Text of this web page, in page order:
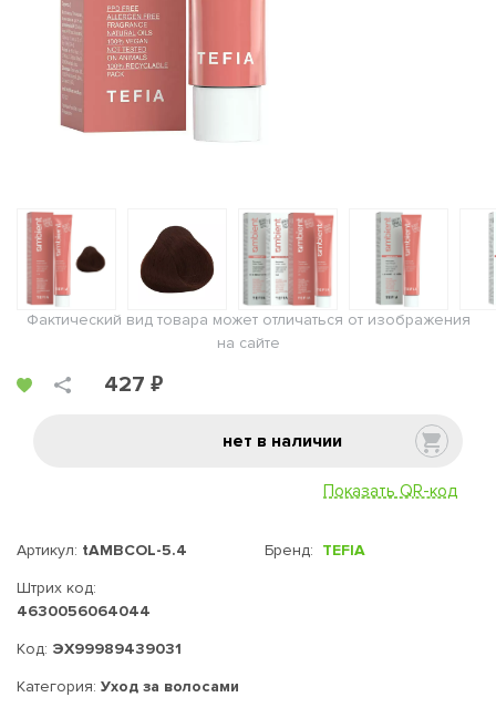
Фактический вид товара может отличаться от изображения
на сайте
427 ₽
нет в наличии
Показать QR-код
Артикул: tAMBCOL-5.4
Штрих код:
4630056064044
Код: ЭХ99989439031
Бренд: TEFIA
Категория: Уход за волосами